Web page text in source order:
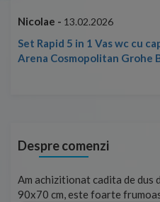
Nicolae - 13.02.2026
Set Rapid 5 in 1 Vas wc cu
Arena Cosmopolitan Grohe
Despre comenzi
Am achizitionat cadita de dus
90x70 cm, este foarte